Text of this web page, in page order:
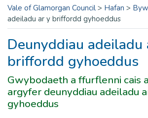
Vale of Glamorgan Council > Hafan > Byw
adeiladu ar y briffordd gyhoeddus
Deunyddiau adeiladu
briffordd gyhoeddus
Gwybodaeth a ffurflenni cais
argyfer deunyddiau adeiladu
gyhoeddus